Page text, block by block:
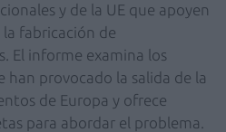
y de la UE que apoyen
fabricación de
El informe examina los
han provocado la salida de la
de Europa y ofrece
para abordar el problema.